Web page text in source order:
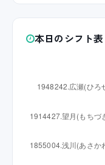
本日のシフト表